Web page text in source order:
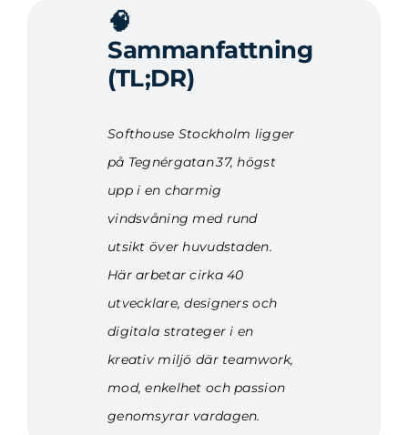
🧠
Sammanfattning
(TL;DR)
Softhouse Stockholm ligger
på Tegnérgatan 37, högst
upp i en charmig
vindsvåning med rund
utsikt över huvudstaden.
Här arbetar cirka 40
utvecklare, designers och
digitala strateger i en
kreativ miljö där teamwork,
mod, enkelhet och passion
genomsyrar vardagen.